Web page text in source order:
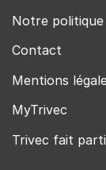
Notre
Contact
Mentions
MyTrivec
Trivec fait